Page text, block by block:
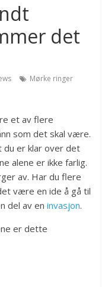
det
Mørke ringer
et av flere
som det skal være.
du er klar over det
alene er ikke farlig.
av. Har du flere
være en ide å gå til
del av eninvasjon.
er dette